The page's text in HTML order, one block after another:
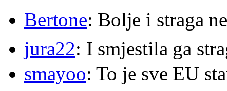
Bertone: Bolje i straga
jura22: I smjestila ga
smayoo: To je sve EU